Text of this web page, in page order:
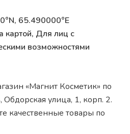
65.490000°E
картой, Для лиц с
возможностями
«Магнит Косметик» по
улица, 1, корп. 2.
качественные товары по